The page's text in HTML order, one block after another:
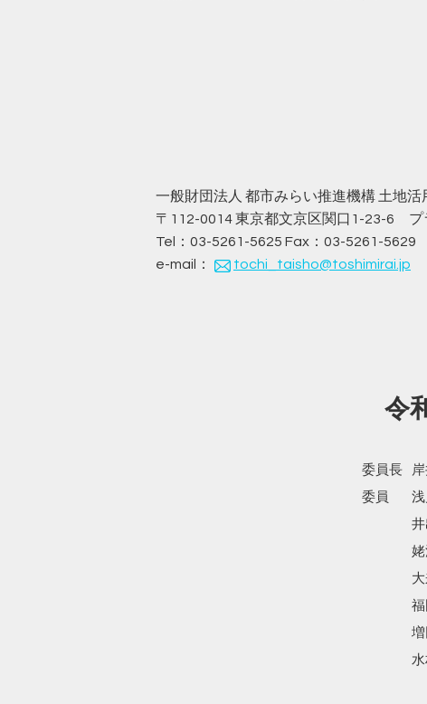
一般財団法人 都市みらい推進機構 土地
〒112-0014 東京都文京区関口1-23-6 プ
Tel：03-5261-5625 Fax：03-5261-5629
e-mail：
tochi_taisho@toshimirai.jp
令
委員長
委員